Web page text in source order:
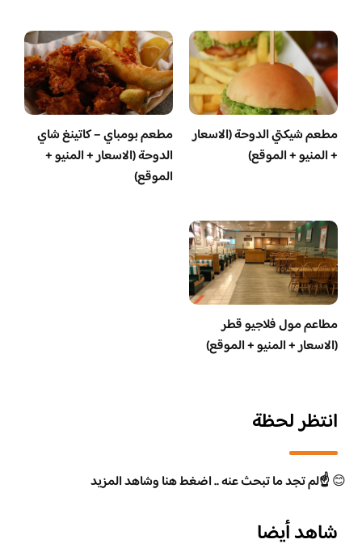
مطعم شيكتي الدوحة (الاسعار
+ المنيو + الموقع)
مطعم بومباي – كاتينغ شاي
الدوحة (الاسعار + المنيو +
الموقع)
مطاعم مول فلاجيو قطر
(الاسعار + المنيو + الموقع)
انتظر لحظة
😊☝️لم تجد ما تبحث عنه .. اضغط هنا وشاهد المزيد
شاهد أيضا